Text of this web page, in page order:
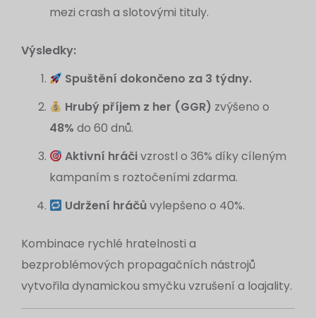
mezi crash a slotovými tituly.
Výsledky:
Spuštění dokončeno za 3 týdny.
Hrubý příjem z her (GGR) zvýšeno o
48% do 60 dnů.
Aktivní hráčivzrostl o 36% díky cíleným
kampaním s roztočeními zdarma.
Udržení hráčůvylepšeno o 40%.
Kombinace rychlé hratelnosti a
bezproblémových propagačních nástrojů
vytvořila dynamickou smyčku vzrušení a loajality.